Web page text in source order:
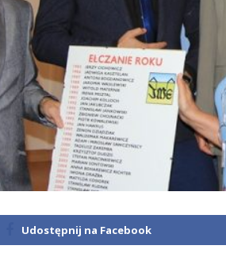
Udostępnij na Facebook